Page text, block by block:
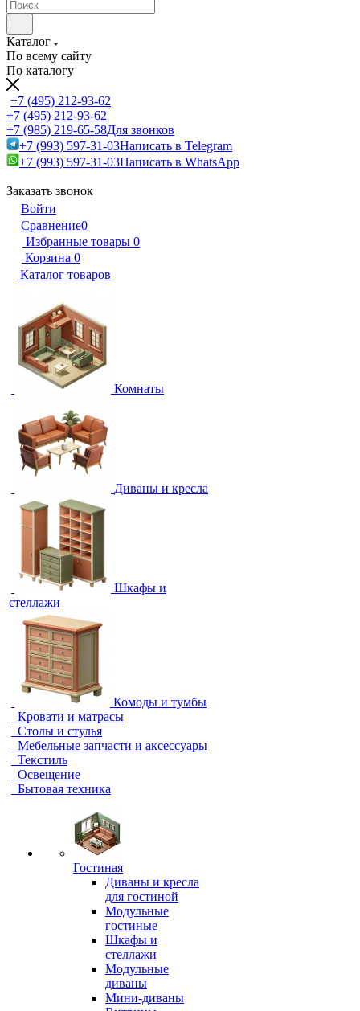
Каталог
По всему сайту
По каталогу
+7 (495) 212-93-62
+7 (495) 212-93-62
+7 (985) 219-65-58Для звонков
+7 (993) 597-31-03Написать в Telegram
+7 (993) 597-31-03Написать в WhatsApp
Заказать звонок
Войти
Сравнение0
Избранные товары 0
Корзина 0
Каталог товаров
Комнаты
Диваны и кресла
Шкафы и
стеллажи
Комоды и тумбы
Кровати и матрасы
Столы и стулья
Мебельные запчасти и аксессуары
Текстиль
Освещение
Бытовая техника
Гостиная
Диваны и кресла
для гостиной
Модульные
гостиные
Шкафы и
стеллажи
Модульные
диваны
Мини-диваны